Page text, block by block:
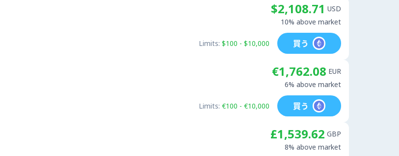
$2,108.71 USD
10% above market
Limits: $100 - $10,000 買う
€1,762.08 EUR
6% above market
Limits: €100 - €10,000 買う
£1,539.62 GBP
8% above market